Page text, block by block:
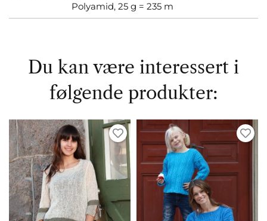
Polyamid, 25 g = 235 m
Du kan være interessert i
følgende produkter: